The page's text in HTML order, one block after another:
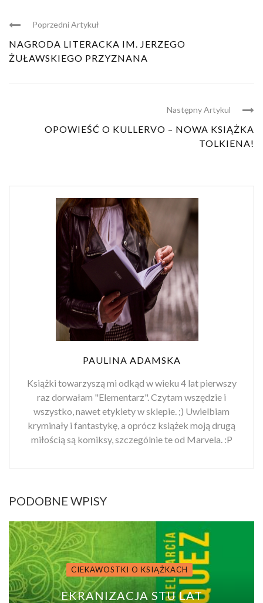
Poprzedni Artykuł
NAGRODA LITERACKA IM. JERZEGO
ŻUŁAWSKIEGO PRZYZNANA
Następny Artykul
OPOWIEŚĆ O KULLERVO – NOWA KSIĄŻKA
TOLKIENA!
PAULINA ADAMSKA
Książki towarzyszą mi odkąd w wieku 4 lat pierwszy
raz dorwałam "Elementarz". Czytam wszędzie i
wszystko, nawet etykiety w sklepie. ;) Uwielbiam
kryminały i fantastykę, a oprócz książek moją drugą
miłością są komiksy, szczególnie te od Marvela. :P
PODOBNE WPISY
CIEKAWOSTKI O KSIĄŻKACH
EKRANIZACJA STU LAT